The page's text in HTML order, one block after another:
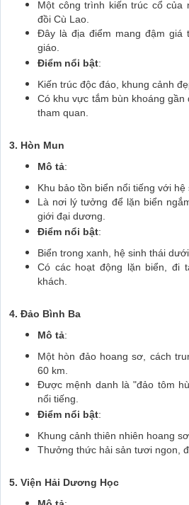
Một công trình kiến trúc cổ của
đồi Cù Lao.
Đây là địa điểm mang đậm giá
giáo.
Điểm nổi bật:
Kiến trúc độc đáo, khung cảnh
Có khu vực tắm bùn khoáng
tham quan.
3. Hòn Mun
Mô tả:
Khu bảo tồn biển nổi tiếng với hệ
Là nơi lý tưởng để lặn biển
giới đại dương.
Điểm nổi bật:
Biển trong xanh, hệ sinh thái
Có các hoạt động lặn biển, đi
khách.
4. Đảo Bình Ba
Mô tả:
Một hòn đảo hoang sơ, cách
60 km.
Được mệnh danh là "đảo tôm
nổi tiếng.
Điểm nổi bật:
Khung cảnh thiên nhiên hoang
Thưởng thức hải sản tươi ngon,
5. Viện Hải Dương Học